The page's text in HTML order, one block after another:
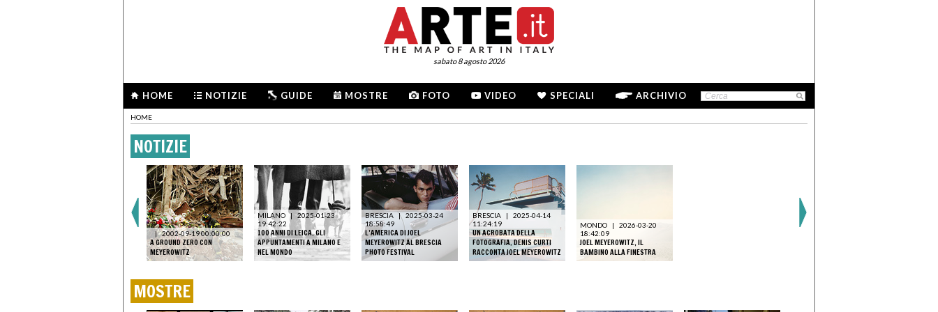
sabato 8 agosto 2026
HOME NOTIZIE GUIDE MOSTRE FOTO VIDEO SPECIALI ARCHIVIO
HOME
NOTIZIE
| 2002-09-19 00:00:00
A GROUND ZERO CON
MEYEROWITZ
MILANO |
2025-01-23
19:42:22
100 ANNI DI LEICA. GLI
APPUNTAMENTI A MILANO E
NEL MONDO
BRESCIA | 2025-03-24
18:58:49
L’AMERICA DI JOEL
MEYEROWITZ AL BRESCIA
PHOTO FESTIVAL
BRESCIA |
2025-04-14
11:24:19
UN ACROBATA DELLA
FOTOGRAFIA. DENIS CURTI
RACCONTA JOEL MEYEROWITZ
MONDO |
2026-03-20
18:42:09
JOEL MEYEROWITZ, IL
BAMBINO ALLA FINESTRA
MOSTRE